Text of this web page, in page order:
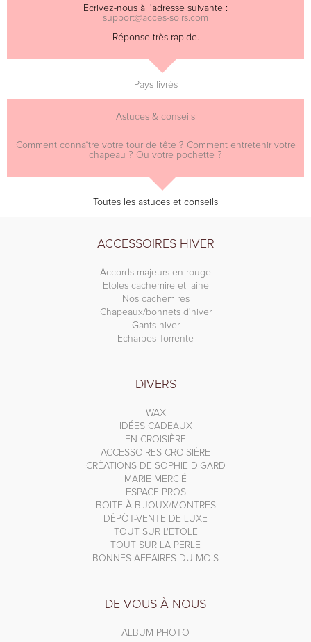
Ecrivez-nous à l'adresse suivante :
support@acces-soirs.com
Réponse très rapide.
Pays livrés
Astuces & conseils
Comment connaître votre tour de tête ? Comment entretenir votre
chapeau ? Ou votre pochette ?
Toutes les astuces et conseils
ACCESSOIRES HIVER
Accords majeurs en rouge
Etoles cachemire et laine
Nos cachemires
Chapeaux/bonnets d'hiver
Gants hiver
Echarpes Torrente
DIVERS
WAX
IDÉES CADEAUX
EN CROISIÈRE
ACCESSOIRES CROISIÈRE
CRÉATIONS DE SOPHIE DIGARD
MARIE MERCIÉ
ESPACE PROS
BOITE À BIJOUX/MONTRES
DÉPÔT-VENTE DE LUXE
TOUT SUR L'ETOLE
TOUT SUR LA PERLE
BONNES AFFAIRES DU MOIS
DE VOUS À NOUS
ALBUM PHOTO